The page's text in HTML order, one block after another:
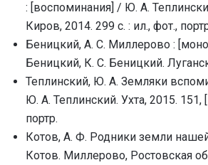
: [воспоминания] / Ю. А.
Киров, 2014. 299 с. : ил., фот.,
Беницкий, А. С. Миллерово :
Беницкий, К. С. Беницкий.
Теплинский, Ю. А. Земляки
Ю. А. Теплинский. Ухта, 2015. 151,
портр.
Котов, А. Ф. Родники земли
Котов. Миллерово, Ростовская